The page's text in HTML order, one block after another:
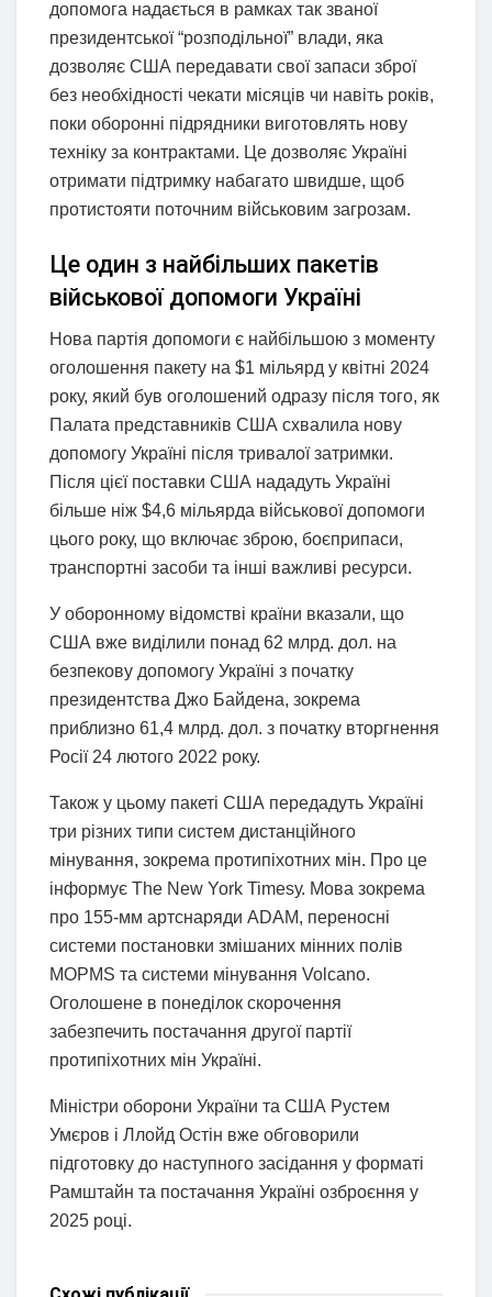
допомога надається в рамках так званої
президентської “розподільної” влади, яка
дозволяє США передавати свої запаси зброї
без необхідності чекати місяців чи навіть років,
поки оборонні підрядники виготовлять нову
техніку за контрактами. Це дозволяє Україні
отримати підтримку набагато швидше, щоб
протистояти поточним військовим загрозам.
Це один з найбільших пакетів
військової допомоги Україні
Нова партія допомоги є найбільшою з моменту
оголошення пакету на $1 мільярд у квітні 2024
року, який був оголошений одразу після того, як
Палата представників США схвалила нову
допомогу Україні після тривалої затримки.
Після цієї поставки США нададуть Україні
більше ніж $4,6 мільярда військової допомоги
цього року, що включає зброю, боєприпаси,
транспортні засоби та інші важливі ресурси.
У оборонному відомстві країни вказали, що
США вже виділили понад 62 млрд. дол. на
безпекову допомогу Україні з початку
президентства Джо Байдена, зокрема
приблизно 61,4 млрд. дол. з початку вторгнення
Росії 24 лютого 2022 року.
Також у цьому пакеті США передадуть Україні
три різних типи систем дистанційного
мінування, зокрема протипіхотних мін. Про це
інформує The New York Timesу. Мова зокрема
про 155-мм артснаряди ADAM, переносні
системи постановки змішаних мінних полів
MOPMS та системи мінування Volcano.
Оголошене в понеділок скорочення
забезпечить постачання другої партії
протипіхотних мін Україні.
Міністри оборони України та США Рустем
Умєров і Ллойд Остін вже обговорили
підготовку до наступного засідання у форматі
Рамштайн та постачання Україні озброєння у
2025 році.